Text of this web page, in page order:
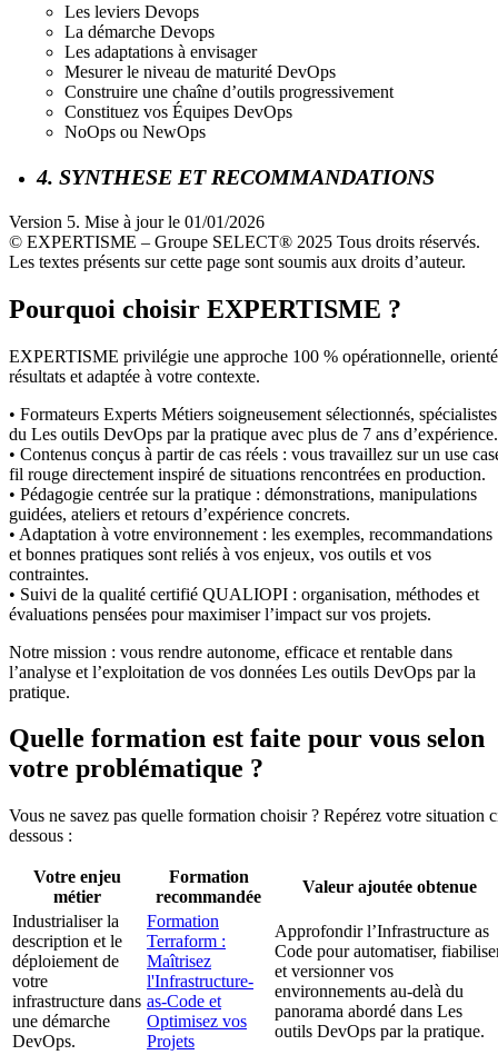
Les leviers Devops
La démarche Devops
Les adaptations à envisager
Mesurer le niveau de maturité DevOps
Construire une chaîne d’outils progressivement
Constituez vos Équipes DevOps
NoOps ou NewOps
4. SYNTHESE ET RECOMMANDATIONS
Version 5. Mise à jour le 01/01/2026
© EXPERTISME – Groupe SELECT® 2025 Tous droits réservés.
Les textes présents sur cette page sont soumis aux droits d’auteur.
Pourquoi choisir EXPERTISME ?
EXPERTISME privilégie une approche 100 % opérationnelle,
résultats et adaptée à votre contexte.
• Formateurs Experts Métiers soigneusement sélectionnés, spécialistes
du Les outils DevOps par la pratique avec plus de 7 ans d’expérience.
• Contenus conçus à partir de cas réels : vous travaillez sur un use
fil rouge directement inspiré de situations rencontrées en production.
• Pédagogie centrée sur la pratique : démonstrations, manipulations
guidées, ateliers et retours d’expérience concrets.
• Adaptation à votre environnement : les exemples, recommandations
et bonnes pratiques sont reliés à vos enjeux, vos outils et vos
contraintes.
• Suivi de la qualité certifié QUALIOPI : organisation, méthodes et
évaluations pensées pour maximiser l’impact sur vos projets.
Notre mission : vous rendre autonome, efficace et rentable dans
l’analyse et l’exploitation de vos données Les outils DevOps par la
pratique.
Quelle formation est faite pour vous selon
votre problématique ?
Vous ne savez pas quelle formation choisir ? Repérez votre situation
dessous :
Votre enjeu
métier
Formation
recommandée
Valeur ajoutée obtenue
Industrialiser la
description et le
déploiement de
votre
infrastructure dans
une démarche
DevOps.
Formation
Terraform :
Maîtrisez
l'Infrastructure-
as-Code et
Optimisez vos
Projets
Approfondir l’Infrastructure as
Code pour automatiser,
et versionner vos
environnements au-delà du
panorama abordé dans Les
outils DevOps par la pratique.